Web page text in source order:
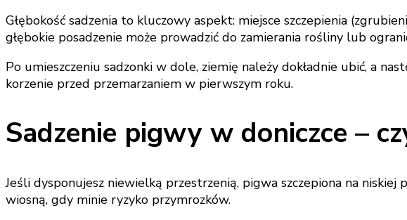
Głębokość sadzenia to kluczowy aspekt: miejsce szczepienia
głębokie posadzenie może prowadzić do zamierania rośliny lub
Po umieszczeniu sadzonki w dole, ziemię należy dokładnie ubić, a
korzenie przed przemarzaniem w pierwszym roku.
Sadzenie pigwy w doniczce –
Jeśli dysponujesz niewielką przestrzenią, pigwa szczepiona na
wiosną, gdy minie ryzyko przymrozków.